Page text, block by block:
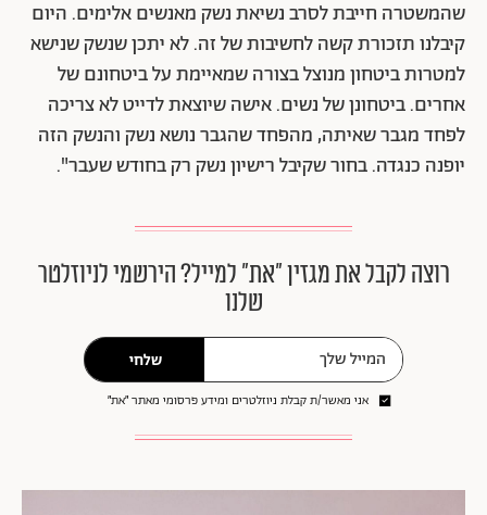
שהמשטרה חייבת לסרב נשיאת נשק מאנשים אלימים. היום
קיבלנו תזכורת קשה לחשיבות של זה. לא יתכן שנשק שנישא
למטרות ביטחון מנוצל בצורה שמאיימת על ביטחונם של
אחרים. ביטחונן של נשים. אישה שיוצאת לדייט לא צריכה
לפחד מגבר שאיתה, מהפחד שהגבר נושא נשק והנשק הזה
יופנה כנגדה. בחור שקיבל רישיון נשק רק בחודש שעבר".
רוצה לקבל את מגזין ״את״ למייל? הירשמי לניוזלטר
שלנו
שלחי
אני מאשר/ת קבלת ניוזלטרים ומידע פרסומי מאתר ״את״